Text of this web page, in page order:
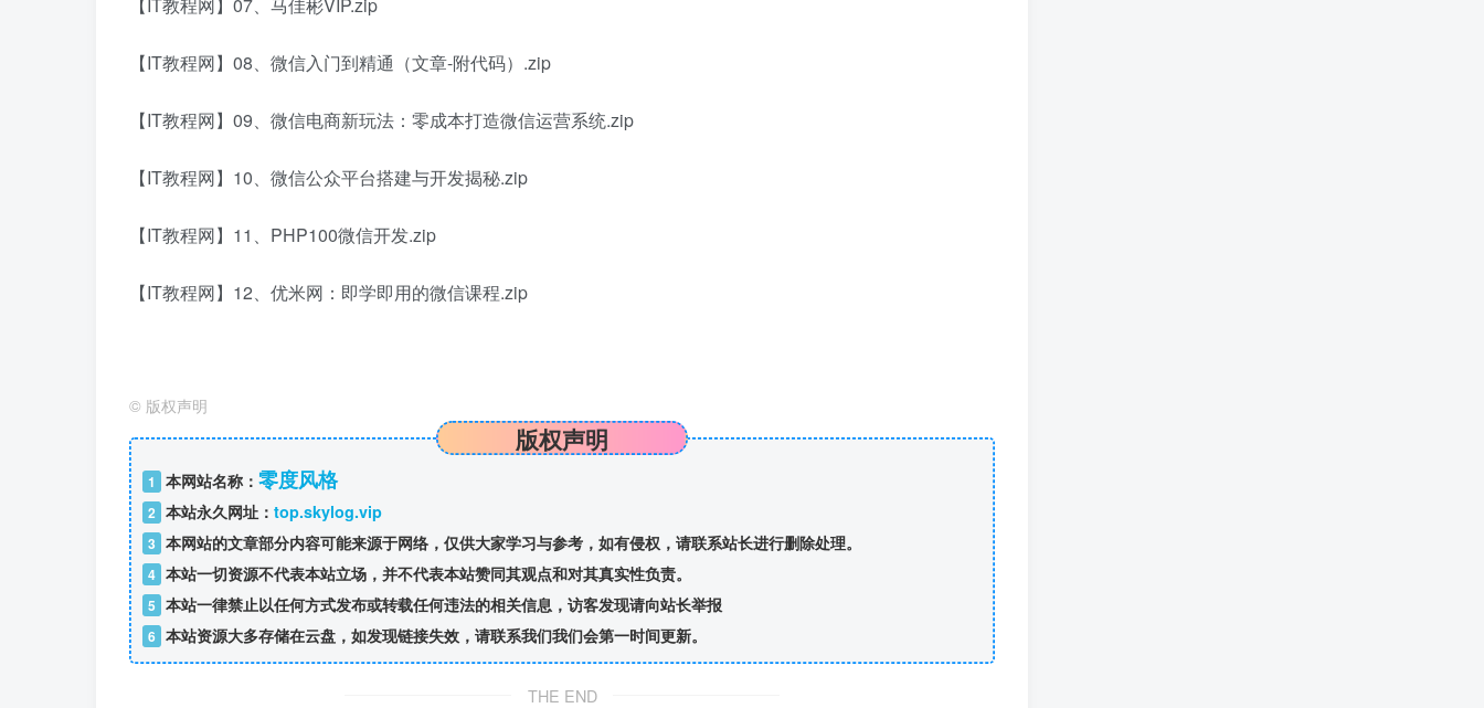
【IT教程网】07、马佳彬VIP.zip
【IT教程网】08、微信入门到精通（文章-附代码）.zip
【IT教程网】09、微信电商新玩法：零成本打造微信运营系统.zip
【IT教程网】10、微信公众平台搭建与开发揭秘.zip
【IT教程网】11、PHP100微信开发.zip
【IT教程网】12、优米网：即学即用的微信课程.zip
© 版权声明
版权声明
1 本网站名称： 零度风格
2 本站永久网址： top.skylog.vip
3 本网站的文章部分内容可能来源于网络，仅供大家学习与参考，如有侵权，请联系站长进行删除处理。
4 本站一切资源不代表本站立场，并不代表本站赞同其观点和对其真实性负责。
5 本站一律禁止以任何方式发布或转载任何违法的相关信息，访客发现请向站长举报
6 本站资源大多存储在云盘，如发现链接失效，请联系我们我们会第一时间更新。
THE END